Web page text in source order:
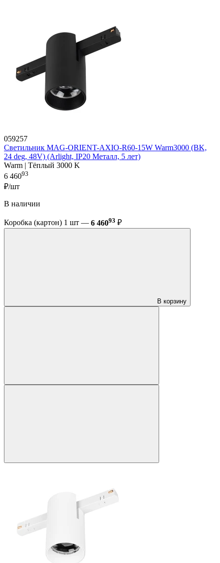
059257
Светильник MAG-ORIENT-AXIO-R60-15W Warm3000 (BK,
24 deg, 48V) (Arlight, IP20 Металл, 5 лет)
Warm | Тёплый 3000 K
6 46093
₽/шт
В наличии
Коробка (картон) 1 шт — 6 46093 ₽
В корзину